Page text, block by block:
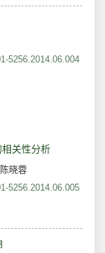
5256.2014.06.004
关性分析
陈晓蓉
5256.2014.06.005